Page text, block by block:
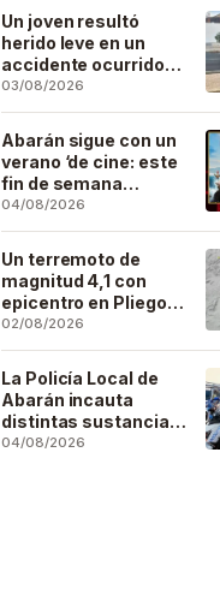
Un joven resultó
herido leve en un
accidente ocurrido
este lunes en la
barriada de San José
Artesano
03/08/2026
Abarán sigue con un
verano ‘de cine: este
fin de semana
Vaiana… y después,
La Odisea
04/08/2026
Un terremoto de
magnitud 4,1 con
epicentro en Pliego
se deja sentir en
buena parte de la
región
02/08/2026
La Policía Local de
Abarán incauta
distintas sustancias
estupefacientes en
04/08/2026